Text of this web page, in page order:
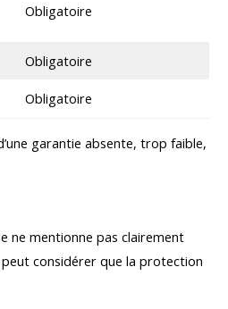
Obligatoire
Obligatoire
Obligatoire
garantie absente, trop faible,
ne mentionne pas clairement
peut considérer que la protection